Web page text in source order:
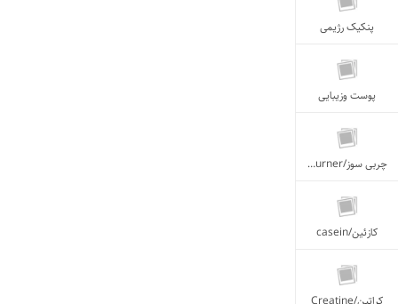
پنکیک رژیمی
پوست وزیبایی
چربی سوز/Fat Burner
کازئین/casein